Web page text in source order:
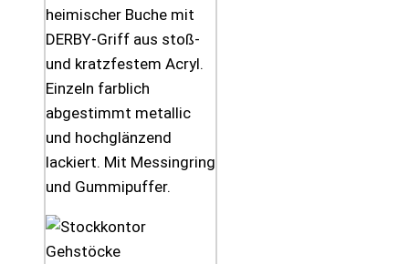
heimischer Buche mit
DERBY-Griff aus stoß-
und kratzfestem Acryl.
Einzeln farblich
abgestimmt metallic
und hochglänzend
lackiert. Mit Messingring
und Gummipuffer.